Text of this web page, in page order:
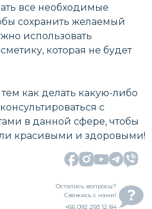
все необходимые
сохранить желаемый
использовать
которая не будет
как делать какую-либо
с
в данной сфере, чтобы
красивыми и здоровыми!
Остались вопросы?
Свяжись с нами!
+66 092 293 12 84